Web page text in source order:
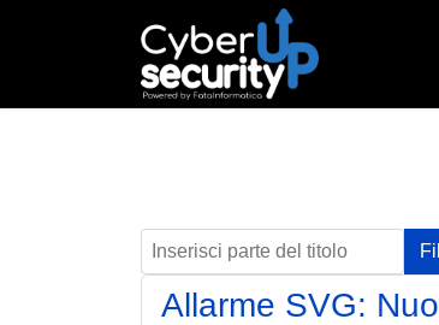
Inserisci parte del titolo
Allarme SVG: